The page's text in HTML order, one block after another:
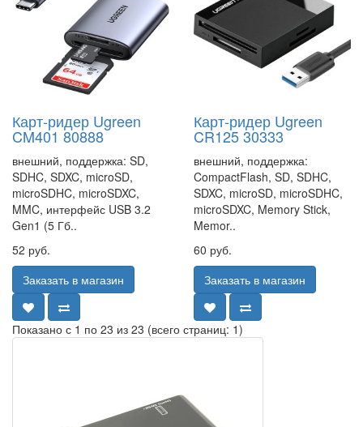
Карт-ридер Ugreen
CM401 80888
внешний, поддержка: SD,
SDHC, SDXC, microSD,
microSDHC, microSDXC,
MMC, интерфейс USB 3.2
Gen1 (5 Гб..
52 руб.
Заказать в магазин
Карт-ридер Ugreen
CR125 30333
внешний, поддержка:
CompactFlash, SD, SDHC,
SDXC, microSD, microSDHC,
microSDXC, Memory Stick,
Memor..
60 руб.
Заказать в магазин
Показано с 1 по 23 из 23 (всего страниц: 1)